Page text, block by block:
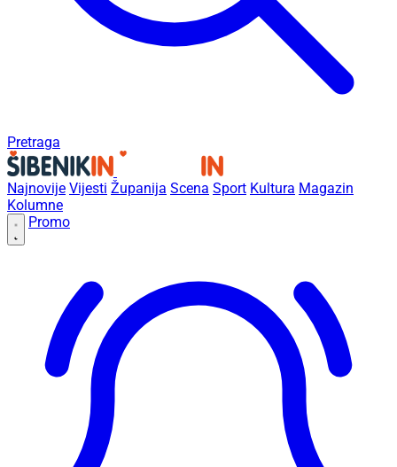
Pretraga
Najnovije Vijesti Županija Scena Sport Kultura Magazin
Kolumne
Promo